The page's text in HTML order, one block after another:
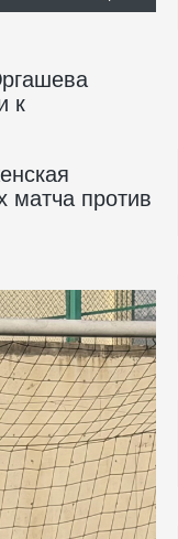
к
матча против